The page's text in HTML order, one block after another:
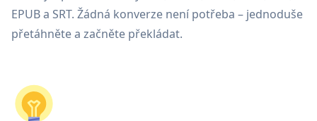
EPUB a SRT. Žádná konverze není potřeba – jednoduše
přetáhněte a začněte překládat.